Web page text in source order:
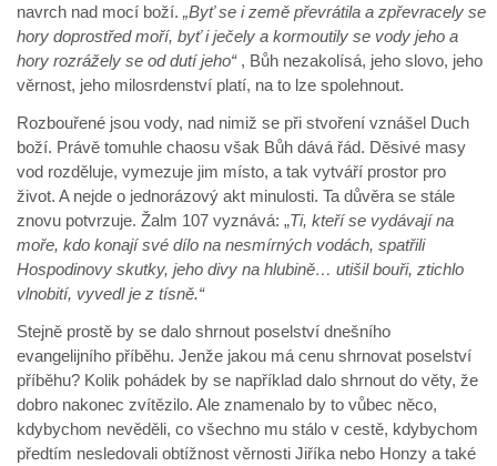
navrch nad mocí boží. „Byť se i země převrátila a zpřevracely se
hory doprostřed moří, byť i ječely a kormoutily se vody jeho a
hory rozrážely se od dutí jeho“ , Bůh nezakolísá, jeho slovo, jeho
věrnost, jeho milosrdenství platí, na to lze spolehnout.
Rozbouřené jsou vody, nad nimiž se při stvoření vznášel Duch
boží. Právě tomuhle chaosu však Bůh dává řád. Děsivé masy
vod rozděluje, vymezuje jim místo, a tak vytváří prostor pro
život. A nejde o jednorázový akt minulosti. Ta důvěra se stále
znovu potvrzuje. Žalm 107 vyznává: „Ti, kteří se vydávají na
moře, kdo konají své dílo na nesmírných vodách, spatřili
Hospodinovy skutky, jeho divy na hlubině… utišil bouři, ztichlo
vlnobití, vyvedl je z tísně.“
Stejně prostě by se dalo shrnout poselství dnešního
evangelijního příběhu. Jenže jakou má cenu shrnovat poselství
příběhu? Kolik pohádek by se například dalo shrnout do věty, že
dobro nakonec zvítězilo. Ale znamenalo by to vůbec něco,
kdybychom nevěděli, co všechno mu stálo v cestě, kdybychom
předtím nesledovali obtížnost věrnosti Jiříka nebo Honzy a také